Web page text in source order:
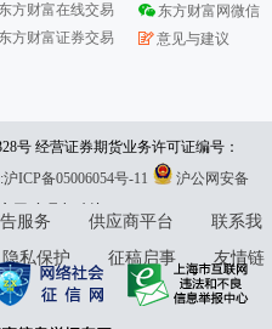
东方财富在线交易
东方财富证券交易
东方财富网微信
意见与建议
号 经营证券期货业务许可证编号：
息举报:021-61278686 举报邮箱：
ICP备05006054号-11
沪公网安备
网意见与建议:4000300059/952500
服务 供应商平台
联系我
隐私保护 征稿启事
友情链